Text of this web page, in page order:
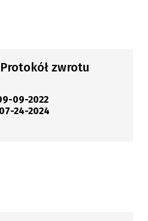
zwrotu
09-2022
07-24-2024